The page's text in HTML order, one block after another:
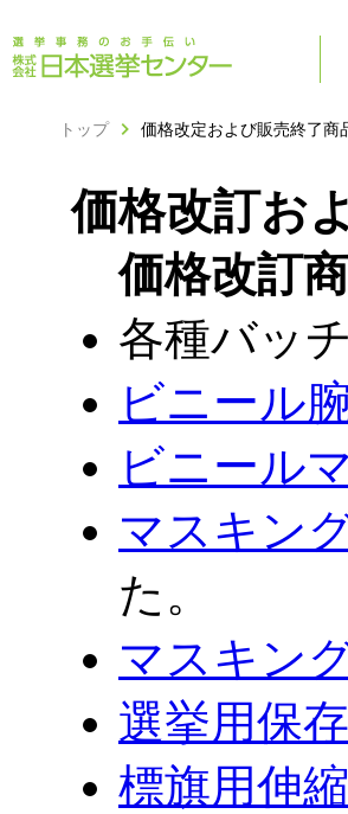
トップ 価格改定および販売終了商
価格改訂お
価格改訂
各種バッ
ビニール
ビニール
マスキン
た。
マスキン
選挙用保
標旗用伸